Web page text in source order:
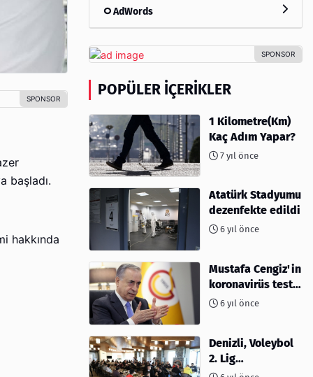
başladı.
hakkında
AdWords
POPÜLER İÇERIKLER
1 Kilometre(Km)
Kaç Adım Yapar?
7 yıl önce
Atatürk Stadyumu
dezenfekte edildi
6 yıl önce
Mustafa Cengiz'in
koronavirüs test
sonucu açıklandı
6 yıl önce
Denizli, Voleybol
2. Lig
müsabakalarına